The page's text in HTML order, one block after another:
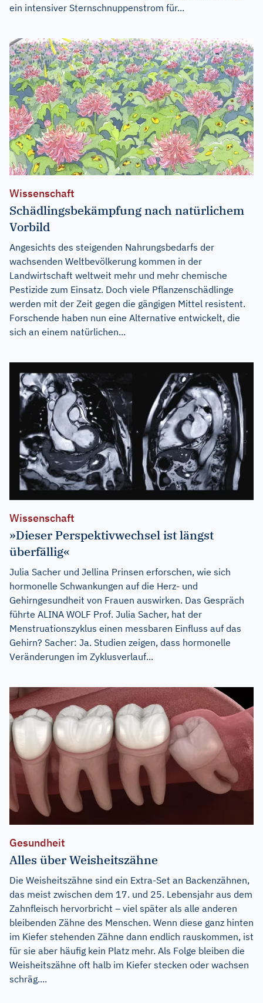
ein intensiver Sternschnuppenstrom für...
Wissenschaft
Schädlingsbekämpfung nach natürlichem
Vorbild
Angesichts des steigenden Nahrungsbedarfs der
wachsenden Weltbevölkerung kommen in der
Landwirtschaft weltweit mehr und mehr chemische
Pestizide zum Einsatz. Doch viele Pflanzenschädlinge
werden mit der Zeit gegen die gängigen Mittel resistent.
Forschende haben nun eine Alternative entwickelt, die
sich an einem natürlichen...
Wissenschaft
»Dieser Perspektivwechsel ist längst
überfällig«
Julia Sacher und Jellina Prinsen erforschen, wie sich
hormonelle Schwankungen auf die Herz- und
Gehirngesundheit von Frauen auswirken. Das Gespräch
führte ALINA WOLF Prof. Julia Sacher, hat der
Menstruationszyklus einen messbaren Einfluss auf das
Gehirn? Sacher: Ja. Studien zeigen, dass hormonelle
Veränderungen im Zyklusverlauf...
Gesundheit
Alles über Weisheitszähne
Die Weisheitszähne sind ein Extra-Set an Backenzähnen,
das meist zwischen dem 17. und 25. Lebensjahr aus dem
Zahnfleisch hervorbricht – viel später als alle anderen
bleibenden Zähne des Menschen. Wenn diese ganz hinten
im Kiefer stehenden Zähne dann endlich rauskommen, ist
für sie aber häufig kein Platz mehr. Als Folge bleiben die
Weisheitszähne oft halb im Kiefer stecken oder wachsen
schräg....